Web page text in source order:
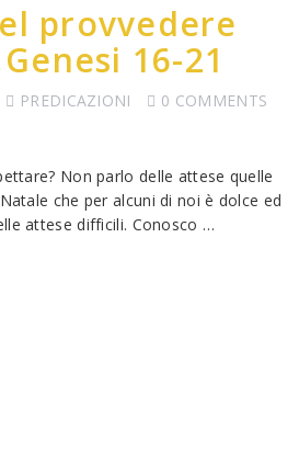
provvedere
16-21
PREDICAZIONI
0 COMMENTS
Non parlo delle attese quelle
che per alcuni di noi è dolce ed
attese difficili. Conosco …